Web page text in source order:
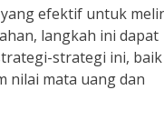
efektif untuk
langkah ini dapat
strategi ini,
nilai mata uang dan